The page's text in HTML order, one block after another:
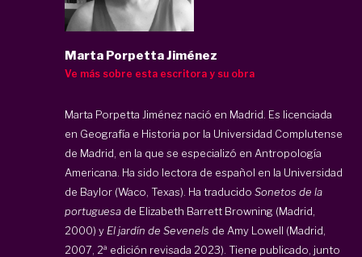
Marta Porpetta Jiménez
Ve más sobre esta escritora y su obra
Marta Porpetta Jiménez nació en Madrid. Es licenciada
en Geografía e Historia por la Universidad Complutense
de Madrid, en la que se especializó en Antropología
Americana. Ha sido lectora de español en la Universidad
de Baylor (Waco, Texas). Ha traducido Sonetos de la
portuguesa de Elizabeth Barrett Browning (Madrid,
2000) y El jardín de Sevenels de Amy Lowell (Madrid,
2007, 2ª edición revisada 2023). Tiene publicado, junto